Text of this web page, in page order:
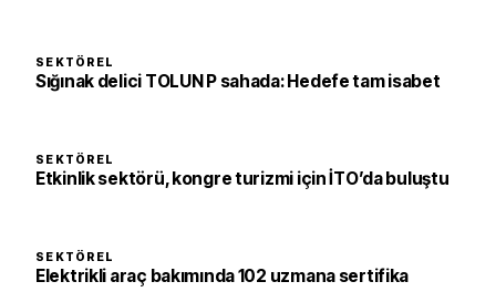
SEKTÖREL
Sığınak delici TOLUN P sahada: Hedefe tam isabet
SEKTÖREL
Etkinlik sektörü, kongre turizmi için İTO’da buluştu
SEKTÖREL
Elektrikli araç bakımında 102 uzmana sertifika